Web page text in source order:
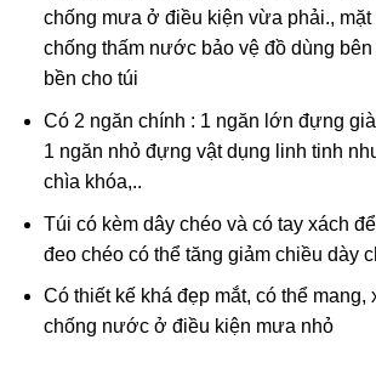
chống mưa ở điều kiện vừa phải.,
chống thấm nước bảo vệ đồ dùng
bền cho túi
Có 2 ngăn chính : 1 ngăn lớn đựng
1 ngăn nhỏ đựng vật dụng linh tinh
chìa khóa,..
Túi có kèm dây chéo và có tay xách
đeo chéo có thể tăng giảm chiều dày
Có thiết kế khá đẹp mắt, có thể mang,
chống nước ở điều kiện mưa nhỏ